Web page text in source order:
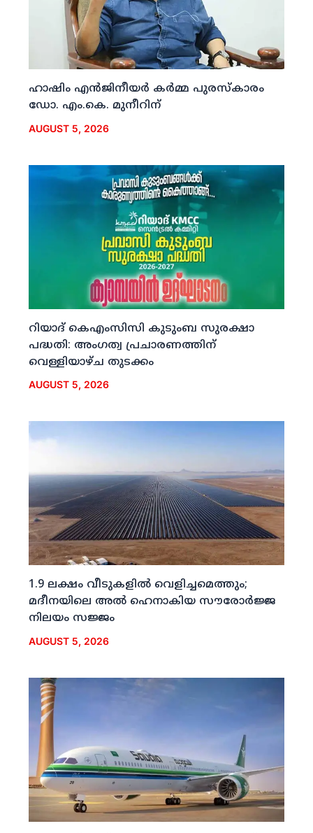
ഹാഷിം എന്‍ജിനീയര്‍ കര്‍മ്മ പുരസ്‌കാരം
ഡോ. എം.കെ. മുനീറിന്
AUGUST 5, 2026
റിയാദ് കെഎംസിസി കുടുംബ സുരക്ഷാ
പദ്ധതി: അംഗത്വ പ്രചാരണത്തിന്
വെള്ളിയാഴ്ച തുടക്കം
AUGUST 5, 2026
1.9 ലക്ഷം വീടുകളില്‍ വെളിച്ചമെത്തും;
മദീനയിലെ അല്‍ ഹെനാകിയ സൗരോര്‍ജ്ജ
നിലയം സജ്ജം
AUGUST 5, 2026